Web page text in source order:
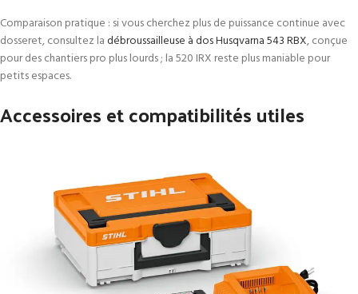
Comparaison pratique : si vous cherchez plus de puissance continue avec
dosseret, consultez ladébroussailleuse à dos Husqvarna 543 RBX, conçue
pour des chantiers pro plus lourds ; la 520 IRX reste plus maniable pour
petits espaces.
Accessoires et compatibilités utiles